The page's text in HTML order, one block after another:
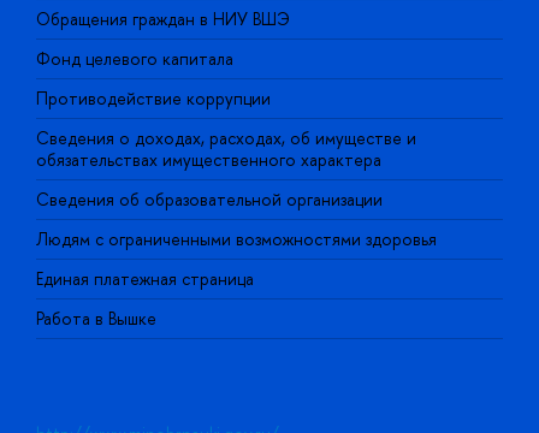
Обращения граждан в НИУ ВШЭ
Фонд целевого капитала
Противодействие коррупции
Сведения о доходах, расходах, об имуществе и
обязательствах имущественного характера
Сведения об образовательной организации
Людям с ограниченными возможностями здоровья
Единая платежная страница
Работа в Вышке